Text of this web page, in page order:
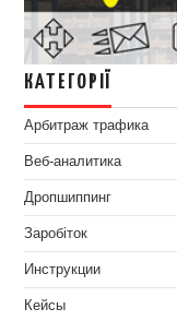
КАТЕГОРІЇ
Арбитраж трафика
Веб-аналитика
Дропшиппинг
Заробіток
Инструкции
Кейсы